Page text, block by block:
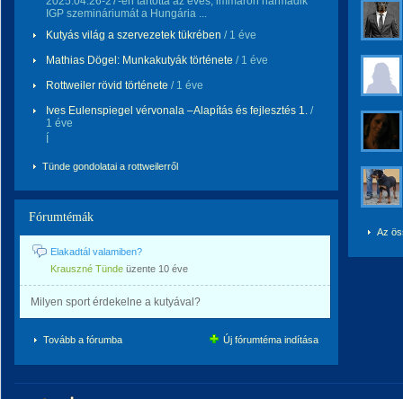
IGP szemináriumát a Hungária ...
Kutyás világ a szervezetek tükrében / 1 éve
Mathias Dögel: Munkakutyák története / 1 éve
Rottweiler rövid története / 1 éve
Ives Eulenspiegel vérvonala –Alapítás és fejlesztés 1. /
1 éve
Tünde gondolatai a rottweilerről
Fórumtémák
Elakadtál valamiben?
Krauszné Tünde üzente 10 éve
Milyen sport érdekelne a kutyával?
Tovább a fórumba Új fórumtéma indítása
Az